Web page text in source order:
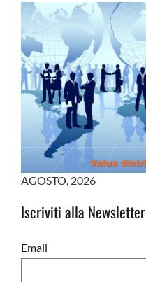
AGOSTO, 2026
Iscriviti alla Newsletter
Email